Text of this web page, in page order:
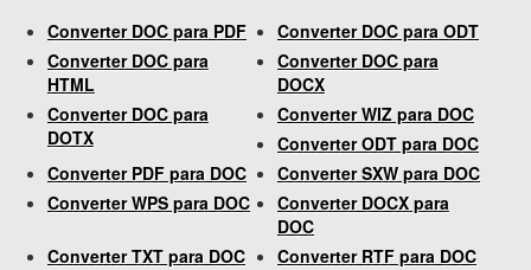
Converter DOC para PDF
Converter DOC para ODT
Converter DOC para
HTML
Converter DOC para
DOCX
Converter DOC para
DOTX
Converter WIZ para DOC
Converter ODT para DOC
Converter PDF para DOC
Converter SXW para DOC
Converter WPS para DOC
Converter DOCX para
DOC
Converter TXT para DOC
Converter RTF para DOC